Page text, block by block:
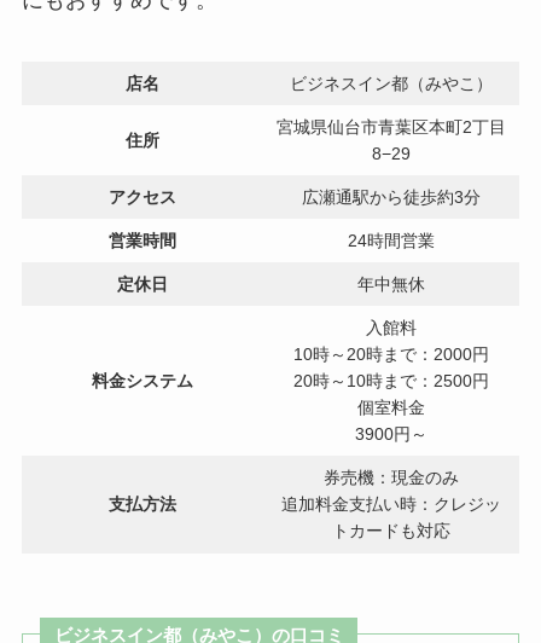
店名 ビジネスイン都（みやこ）
住所
宮城県仙台市青葉区本町2丁目
8−29
アクセス 広瀬通駅から徒歩約3分
営業時間 24時間営業
定休日 年中無休
料金システム
入館料
10時～20時まで：2000円
20時～10時まで：2500円
個室料金
3900円～
支払方法
券売機：現金のみ
追加料金支払い時：クレジッ
トカードも対応
ビジネスイン都（みやこ）の口コミ